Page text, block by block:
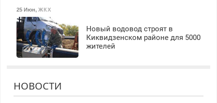
25 Июн, ЖКХ
Новый водовод строят в
Киквидзенском районе для 5000
жителей
НОВОСТИ